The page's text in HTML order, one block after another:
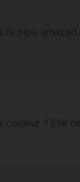
? Elle